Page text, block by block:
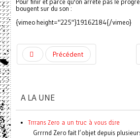
Pour finir et parce qu'on arrête pas le
bougent sur du son :
{vimeo height="225"}19162184{/vimeo}
Précédent
A LA UNE
Trrrans Zero a un truc à vous dire
Grrrnd Zero fait l’objet depuis